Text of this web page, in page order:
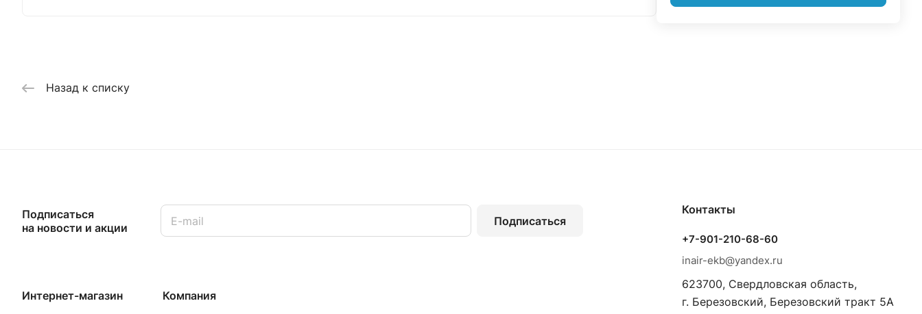
Назад к списку
Подписаться
на новости и акции
Подписаться
Интернет-магазин Компания
Контакты
+7-901-210-68-60
inair-ekb@yandex.ru
623700, Свердловская область,
г. Березовский, Березовский тракт 5А